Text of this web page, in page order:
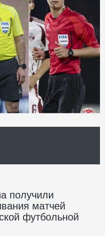
получили
матчей
футбольной